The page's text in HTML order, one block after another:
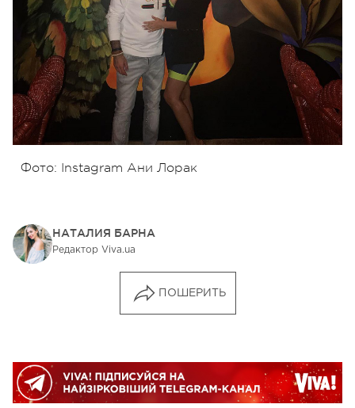
Фото: Instagram Ани Лорак
НАТАЛИЯ БАРНА
Редактор Viva.ua
ПОШЕРИТЬ